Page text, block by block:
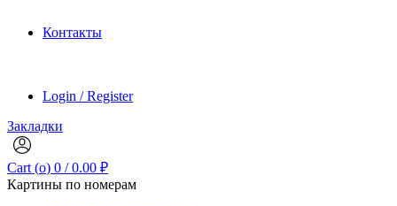
Контакты
Login / Register
Закладки
Cart (o) 0 / 0.00 ₽
Картины по номерам